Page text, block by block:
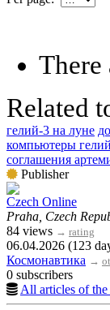
There
Related
гелий-3 на луне
компьютеры
соглашения
Publisher
Czech Online
Praha, Czech
84 views → rating
06.04.2026 (123
Космонавтика →
0 subscribers
All articles of